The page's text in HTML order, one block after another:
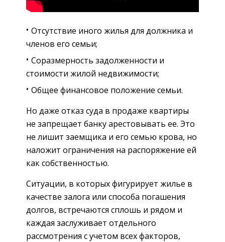
Отсутствие иного жилья для должника и
членов его семьи;
Соразмерность задолженности и
стоимости жилой недвижимости;
Общее финансовое положение семьи.
Но даже отказ суда в продаже квартиры
не запрещает банку арестовывать ее. Это
не лишит заемщика и его семью крова, но
наложит ограничения на распоряжение ей
как собственностью.
Ситуации, в которых фигурирует жилье в
качестве залога или способа погашения
долгов, встречаются сплошь и рядом и
каждая заслуживает отдельного
рассмотрения с учетом всех факторов,